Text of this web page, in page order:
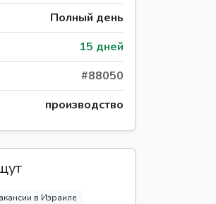
Полный день
15 дней
#88050
производство
в Израиле